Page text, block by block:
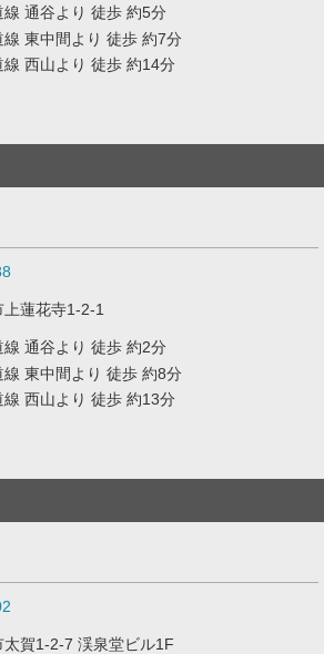
通谷より 徒歩 約5分
東中間より 徒歩 約7分
西山より 徒歩 約14分
蓮花寺1-2-1
通谷より 徒歩 約2分
東中間より 徒歩 約8分
西山より 徒歩 約13分
太賀1-2-7 渓泉堂ビル1F